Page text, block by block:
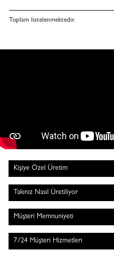
Toplam listelenmektedir.
Kişiye Özel Üretim
Takınız Nasıl Üretiliyor
Müşteri Memnuniyeti
7/24 Müşteri Hizmetleri